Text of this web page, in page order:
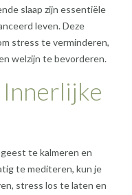
slaap zijn essentiële
leven. Deze
stress te verminderen,
welzijn te bevorderen.
te kalmeren en
te mediteren, kun je
stress los te laten en